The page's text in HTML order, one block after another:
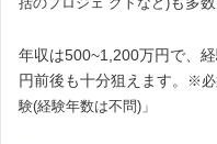
年収は500~1,200万円で、
円前後も十分狙えます。
※必
験(経験年数は不問)」